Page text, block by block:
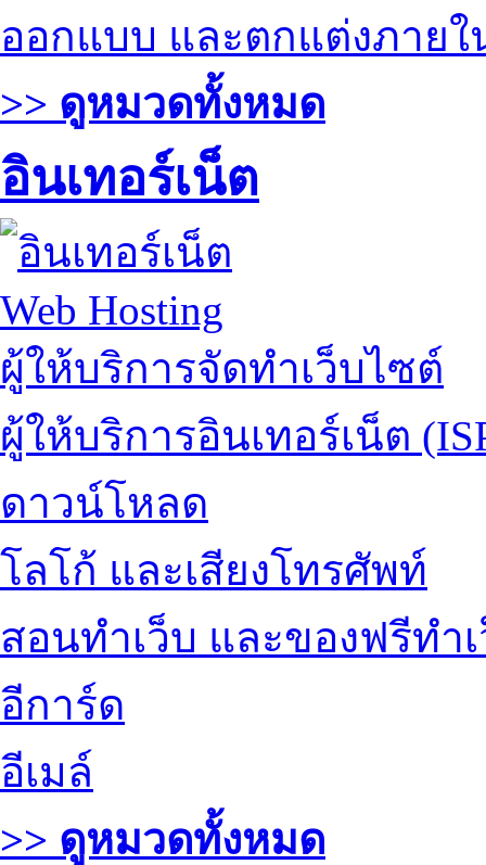
ออกแบบ และตกแต่งภายใ
>> ดูหมวดทั้งหมด
อินเทอร์เน็ต
Web Hosting
ผู้ให้บริการจัดทำเว็บไซต์
ผู้ให้บริการอินเทอร์เน็ต
ดาวน์โหลด
โลโก้ และเสียงโทรศัพท์
สอนทำเว็บ และของฟรีทำ
อีการ์ด
อีเมล์
>> ดูหมวดทั้งหมด